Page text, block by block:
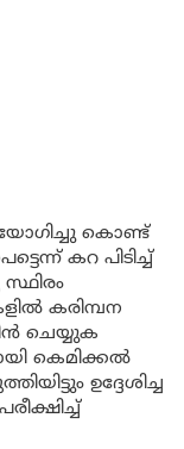
കൊണ്ട്
കറ പിടിച്ച്
കരിമ്പന
ചെയ്യുക
കെമിക്കൽ
ഉദ്ദേശിച്ച